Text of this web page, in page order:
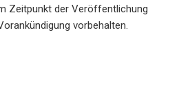
Zeitpunkt der Veröffentlichung
vorbehalten.